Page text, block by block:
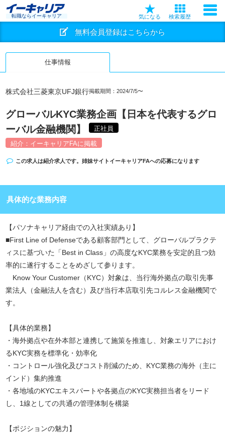
転職ならイーキャリア 気になる 検索履歴
無料会員登録はこちらから
仕事情報
株式会社三菱東京UFJ銀行掲載期間：2024/7/5〜
グローバルKYC業務企画【日本を代表するグロ
ーバル金融機関】
正社員
紹介：イーキャリアFAに掲載
この求人は紹介求人です。姉妹サイト イーキャリアFAへの応募になります
具体的な業務内容
【パソナキャリア経由での入社実績あり】
■First Line of Defenseである顧客部門として、グローバルプラクテ
ィスに基づいた「Best in Class」の高度なKYC業務を安定的且つ効
率的に遂行することをめざして参ります。
Know Your Customer（KYC）対象は、当行海外拠点の取引先事
業法人（金融法人を含む）及び当行本店取引先コルレス金融機関で
す。
【具体的業務】
・海外拠点や在外本部と連携して施策を推進し、対象エリアにおけ
るKYC実務を標準化・効率化
・コントロール強化及びコスト削減のため、KYC業務の海外（主に
インド）集約推進
・各地域のKYCエキスパートや各拠点のKYC実務担当者をリード
し、1線としての共通の管理体制を構築
【ポジションの魅力】